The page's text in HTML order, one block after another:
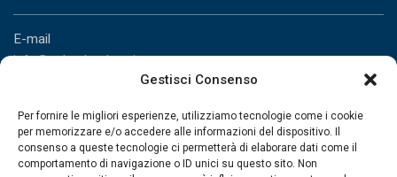
Gestisci Consenso
Per fornire le migliori esperienze, utilizziamo tecnologie come i cookie
per memorizzare e/o accedere alle informazioni del dispositivo. Il
consenso a queste tecnologie ci permetterà di elaborare dati come il
comportamento di navigazione o ID unici su questo sito. Non
E-mail
info@palumboglass.it
+39 081 517 21 08
PRODOTTI